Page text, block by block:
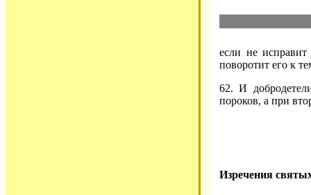
если не
поворотит его к
62. И
пороков, а при
Изречения